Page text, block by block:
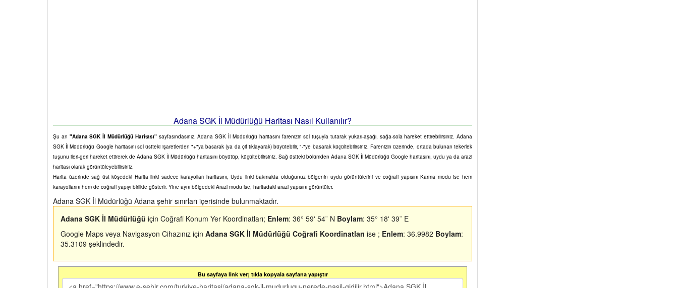
Adana SGK İl Müdürlüğü Haritası Nasıl Kullanılır?
Şu an "Adana SGK İl Müdürlüğü Haritası"sayfasındasınız. Adana SGK İl Müdürlüğü haritasını farenizin sol tuşuyla tutarak yukarı-aşağı, sağa-sola hareket ettirebilirsiniz. Adana
SGK İl Müdürlüğü Google haritasını sol üstteki işaretlerden "+"ya basarak (ya da çif tıklayarak) büyütebilir, "-"ye basarak küçültebilirsiniz. Farenizin üzerinde, ortada bulunan tekerlek
tuşunu ileri-geri hareket ettirerek de Adana SGK İl Müdürlüğü haritasını büyütüp, küçültebilirsiniz. Sağ üstteki bölümden Adana SGK İl Müdürlüğü Google haritasını, uydu ya da arazi
haritası olarak görüntüleyebilirsiniz.
Harita üzerinde sağ üst köşedeki Harita linki sadece karayolları haritasını, Uydu linki bakmakta olduğunuz bölgenin uydu görüntülerini ve coğrafi yapısını Karma modu ise hem
karayollarını hem de coğrafi yapıyı birlikte gösterir. Yine aynı bölgedeki Arazi modu ise, haritadaki arazi yapısını görüntüler.
Adana SGK İl Müdürlüğü Adana şehir sınırları içerisinde bulunmaktadır.
Adana SGK İl Müdürlüğü için Coğrafi Konum Yer Koordinatları; Enlem: 36° 59' 54¨ N Boylam: 35° 18' 39¨ E
Google Maps veya Navigasyon Cihazınız için Adana SGK İl Müdürlüğü Coğrafi Koordinatları ise ; Enlem: 36.9982 Boylam:
35.3109 şeklindedir.
Bu sayfaya link ver; tıkla kopyala sayfana yapıştır